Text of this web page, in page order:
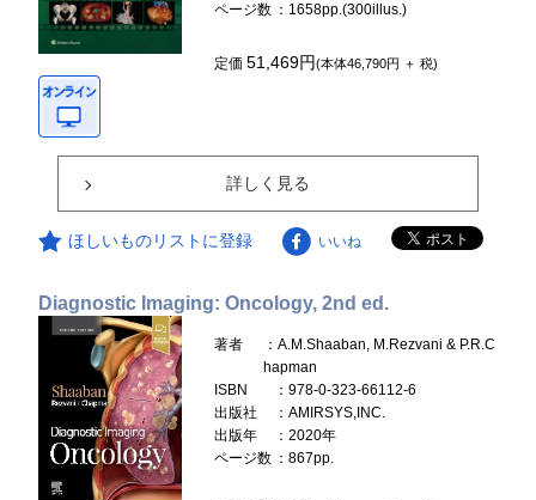
ページ数 ：1658pp.(300illus.)
定価51,469円(本体46,790円 ＋ 税)
詳しく見る
ほしいものリストに登録 いいね
Diagnostic Imaging: Oncology, 2nd ed.
著者
：A.M.Shaaban, M.Rezvani & P.R.C
hapman
ISBN
：978-0-323-66112-6
出版社
：AMIRSYS,INC.
出版年
：2020年
ページ数 ：867pp.